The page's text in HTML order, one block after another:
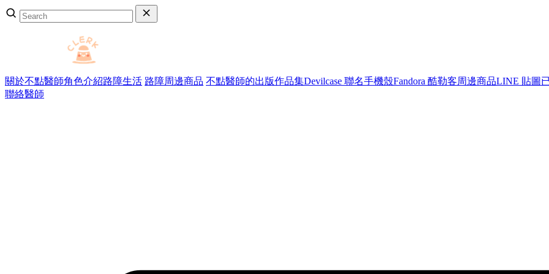
關於不點醫師角色介紹路障生活 路障周邊商品 不點醫師的出版作品集Devilcase 聯名手機殼Fandora 酷勒客周邊商品LINE 貼圖
聯絡醫師